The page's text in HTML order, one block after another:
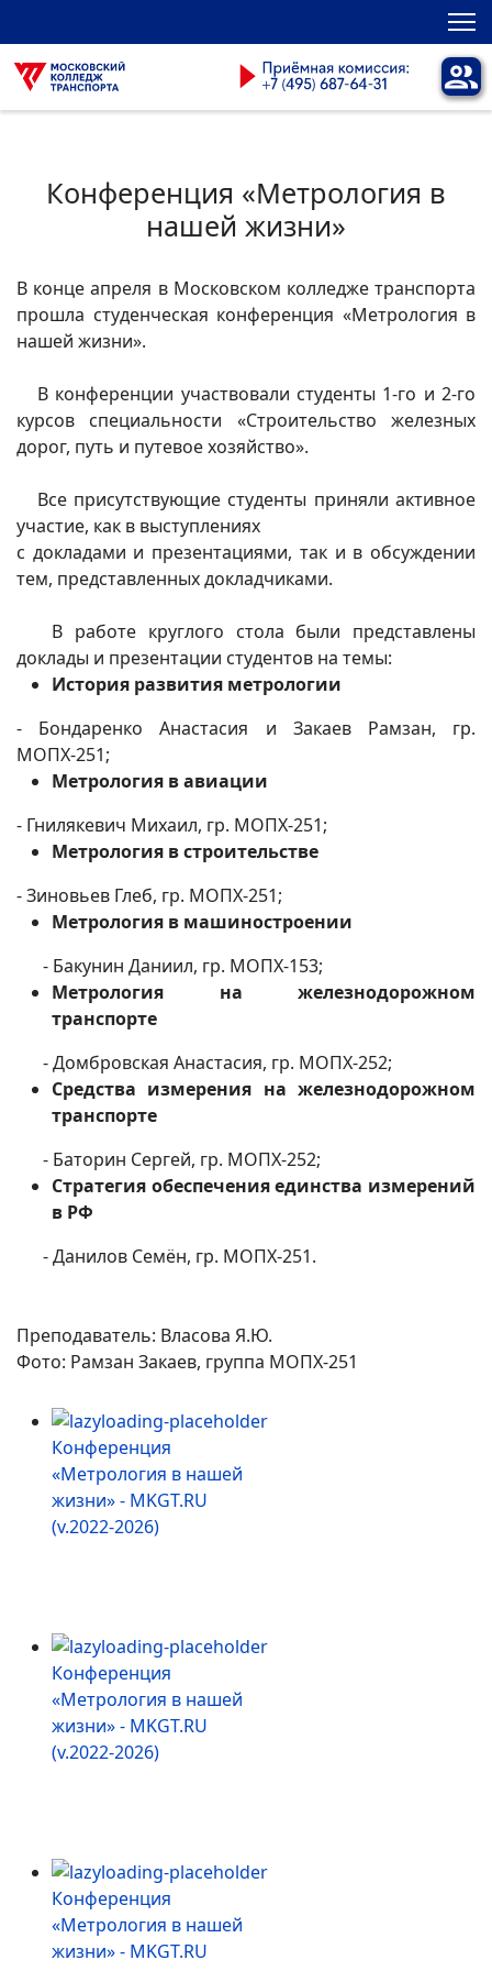
Конференция «Метрология в
нашей жизни»
В конце апреля в Московском колледже транспорта
прошла студенческая конференция «Метрология в
нашей жизни».
В конференции участвовали студенты 1-го и 2-го
курсов специальности «Строительство железных
дорог, путь и путевое хозяйство».
Все присутствующие студенты приняли активное
участие, как в выступлениях
с докладами и презентациями, так и в обсуждении
тем, представленных докладчиками.
В работе круглого стола были представлены
доклады и презентации студентов на темы:
История развития метрологии
- Бондаренко Анастасия и Закаев Рамзан, гр.
МОПХ-251;
Метрология в авиации
- Гнилякевич Михаил, гр. МОПХ-251;
Метрология в строительстве
- Зиновьев Глеб, гр. МОПХ-251;
Метрология в машиностроении
- Бакунин Даниил, гр. МОПХ-153;
Метрология на железнодорожном
транспорте
- Домбровская Анастасия, гр. МОПХ-252;
Средства измерения на железнодорожном
транспорте
- Баторин Сергей, гр. МОПХ-252;
Стратегия обеспечения единства измерений
в РФ
- Данилов Семён, гр. МОПХ-251.
Преподаватель: Власова Я.Ю.
Фото: Рамзан Закаев, группа МОПХ-251